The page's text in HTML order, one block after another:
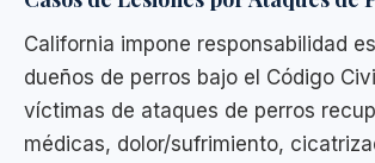
California impone responsabilidad
dueños de perros bajo el Código
víctimas de ataques de perros
médicas, dolor/sufrimiento,